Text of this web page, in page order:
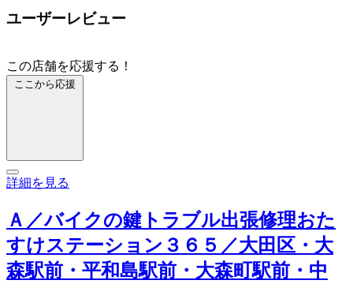
ユーザーレビュー
この店舗を応援する！
ここから応援
詳細を見る
Ａ／バイクの鍵トラブル出張修理おた
すけステーション３６５／大田区・大
森駅前・平和島駅前・大森町駅前・中